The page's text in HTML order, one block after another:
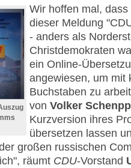
Wir hoffen mal,
dieser Meldung
- anders als
Christdemokraten
ein Online-
angewiesen, um mit
Buchstaben zu
von Volker
Kurzversion ihres
übersetzen lassen
großen russischen
räumt CDU-Vorstand